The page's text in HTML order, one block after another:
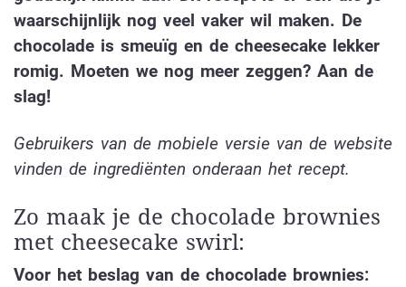
waarschijnlijk nog veel vaker wil maken. De
chocolade is smeuïg en de cheesecake lekker
romig. Moeten we nog meer zeggen? Aan de
slag!
Gebruikers van de mobiele versie van de website
vinden de ingrediënten onderaan het recept.
Zo maak je de chocolade brownies
met cheesecake swirl:
Voor het beslag van de chocolade brownies: